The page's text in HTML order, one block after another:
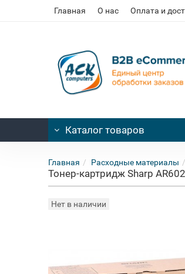
Главная О нас Оплата и
Каталог товаров
Главная Расходные материалы
Тонер-картридж Sharp
Нет в наличии